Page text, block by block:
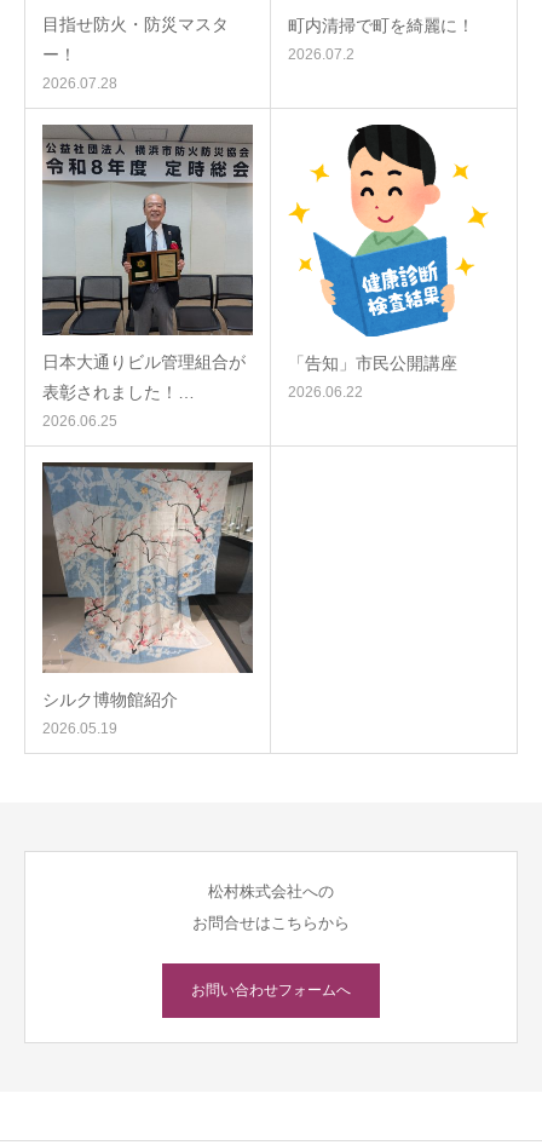
目指せ防火・防災マスタ
ー！
2026.07.28
町内清掃で町を綺麗に！
2026.07.2
日本大通りビル管理組合が
表彰されました！…
2026.06.25
「告知」市民公開講座
2026.06.22
シルク博物館紹介
2026.05.19
松村株式会社への
お問合せはこちらから
お問い合わせフォームへ